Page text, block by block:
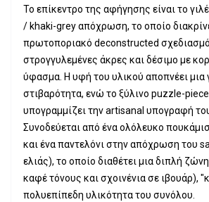
Το επίκεντρο της αφήγησης είναι το
/ khaki-grey απόχρωση, το οποίο
πρωτοποριακό deconstructed
στρογγυλεμένες άκρες και δέσιμο με
ύφασμα. Η υφή του υλικού αποπνέει μια
στιβαρότητα, ενώ το ξύλινο puzzle-
υπογραμμίζει την artisanal υπογραφή
Συνοδεύεται από ένα ολόλευκο
και ένα παντελόνι στην απόχρωση του
ελιάς), το οποίο διαθέτει μια διπλή
καφέ τόνους και σχοινένια σε ιβουάρ),
πολυεπίπεδη υλικότητα του συνόλου.